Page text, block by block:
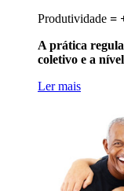
Produtividade =
A prática
coletivo e a
Ler mais